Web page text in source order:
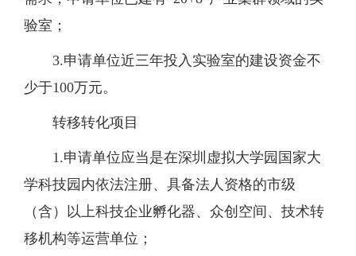
验室；
3.申请单位近三年投入实验室的建设资金不
少于100万元。
转移转化项目
1.申请单位应当是在深圳虚拟大学园国家大
学科技园内依法注册、具备法人资格的市级
（含）以上科技企业孵化器、众创空间、技术转
移机构等运营单位；